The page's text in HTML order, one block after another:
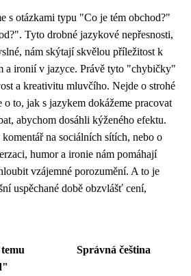
s otázkami typu "Co je tém obchod?"
Tyto drobné jazykové nepřesnosti,
nám skýtají skvělou příležitost k
a ironií v jazyce. Právě tyto "chybičky"
a kreativitu mluvčího. Nejde o strohé
to, jak s jazykem dokážeme pracovat
abychom dosáhli kýženého efektu.
na sociálních sítích, nebo o
humor a ironie nám pomáhají
vzájemné porozumění. A to je
uspěchané době obzvlášť cení,
Správná čeština